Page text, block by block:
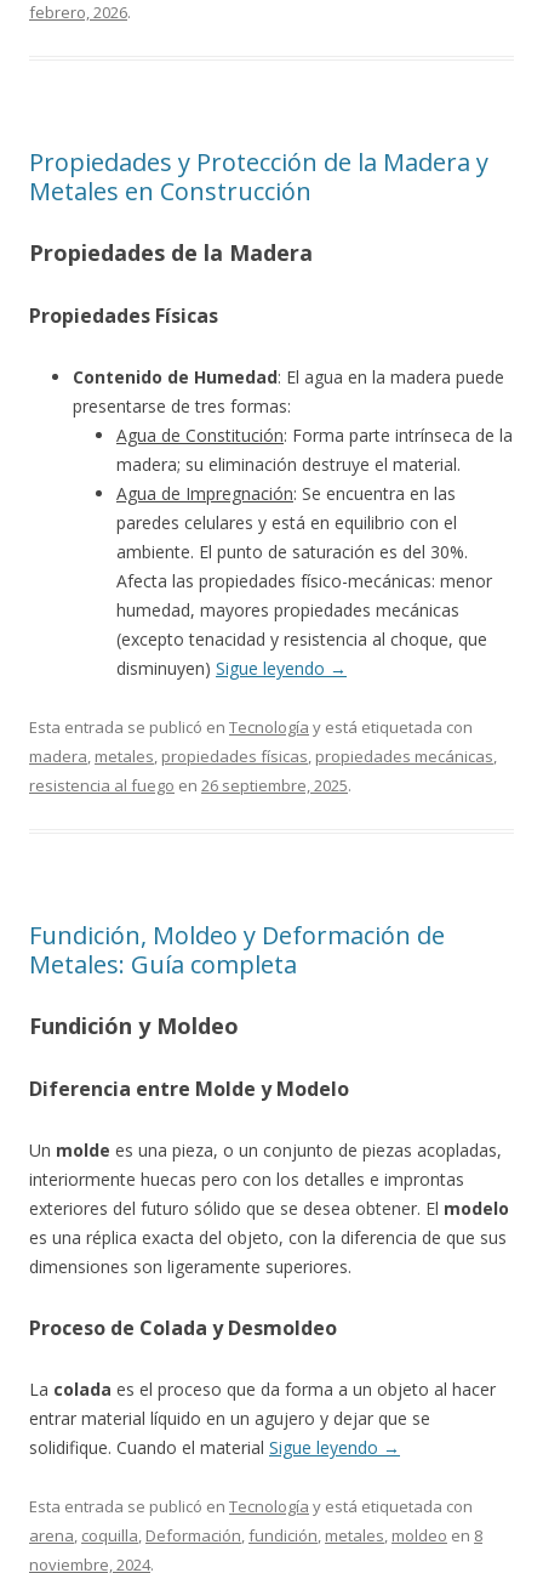
febrero, 2026.
Propiedades y Protección de la Madera y
Metales en Construcción
Propiedades de la Madera
Propiedades Físicas
Contenido de Humedad: El agua en la madera puede
presentarse de tres formas:
Agua de Constitución: Forma parte intrínseca de la
madera; su eliminación destruye el material.
Agua de Impregnación: Se encuentra en las
paredes celulares y está en equilibrio con el
ambiente. El punto de saturación es del 30%.
Afecta las propiedades físico-mecánicas: menor
humedad, mayores propiedades mecánicas
(excepto tenacidad y resistencia al choque, que
disminuyen) Sigue leyendo →
Esta entrada se publicó en Tecnología y está etiquetada con
madera, metales, propiedades físicas, propiedades mecánicas,
resistencia al fuego en 26 septiembre, 2025.
Fundición, Moldeo y Deformación de
Metales: Guía completa
Fundición y Moldeo
Diferencia entre Molde y Modelo
Un molde es una pieza, o un conjunto de piezas acopladas,
interiormente huecas pero con los detalles e improntas
exteriores del futuro sólido que se desea obtener. El modelo
es una réplica exacta del objeto, con la diferencia de que sus
dimensiones son ligeramente superiores.
Proceso de Colada y Desmoldeo
La colada es el proceso que da forma a un objeto al hacer
entrar material líquido en un agujero y dejar que se
solidifique. Cuando el material Sigue leyendo →
Esta entrada se publicó en Tecnología y está etiquetada con
arena, coquilla, Deformación,fundición, metales, moldeo en 8
noviembre, 2024.